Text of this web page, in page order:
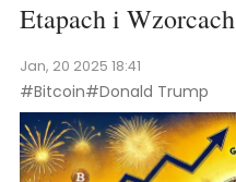
Etapach i Wzorcach
Jan, 20 2025 18:41
#Bitcoin#Donald Trump